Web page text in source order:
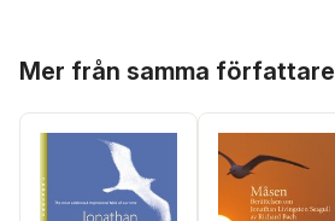
Mer från samma författare